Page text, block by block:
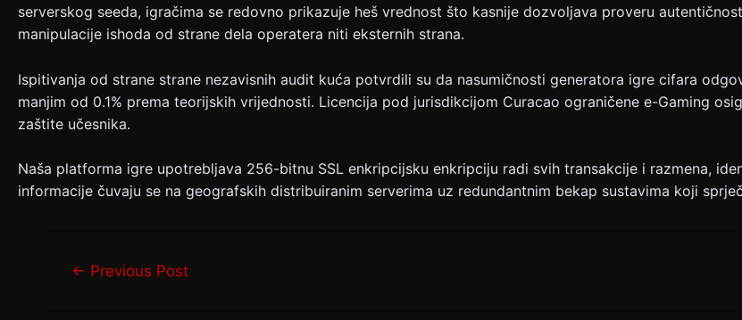
serverskog seeda, igračima se redovno prikazuje heš vrednost što kasnije dozvoljava proveru
manipulacije ishoda od strane dela operatera niti eksternih strana.
Ispitivanja od strane strane nezavisnih audit kuća potvrdili su da nasumičnosti generatora igre cifara
manjim od 0.1% prema teorijskih vrijednosti. Licencija pod jurisdikcijom Curacao ograničene e-Gaming
zaštite učesnika.
Naša platforma igre upotrebljava 256-bitnu SSL enkripcijsku enkripciju radi svih transakcije i razmena,
informacije čuvaju se na geografskih distribuiranim serverima uz redundantnim bekap sustavima koji
← Previous Post